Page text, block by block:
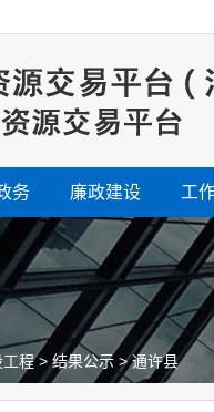
务 廉政建设 工
工程>结果公示 >通许县